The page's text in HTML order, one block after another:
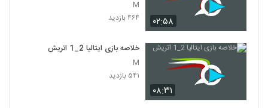
۰۲:۵۸
M
۴۶۴ بازدید
۰۸:۳۱
خلاصه بازی ایتالیا 2_1 اتريش
M
۵۴۱ بازدید